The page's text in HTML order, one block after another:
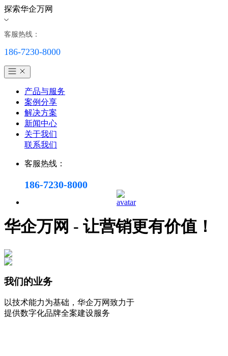
探索华企万网
客服热线：
186-7230-8000
产品与服务
案例分享
解决方案
新闻中心
关于我们
联系我们
客服热线：
186-7230-8000
华企万网 - 让营销更有价值！
我们的业务
以技术能力为基础，华企万网致力于
提供数字化品牌全案建设服务